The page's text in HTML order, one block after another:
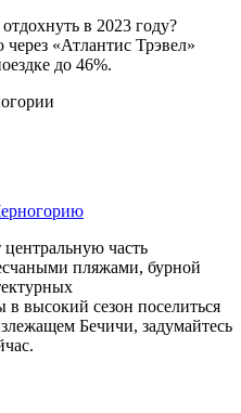
в 2023 году?
«Атлантис Трэвел»
до 46%.
центральную часть
пляжами, бурной
в высокий сезон поселиться
Бечичи, задумайтесь